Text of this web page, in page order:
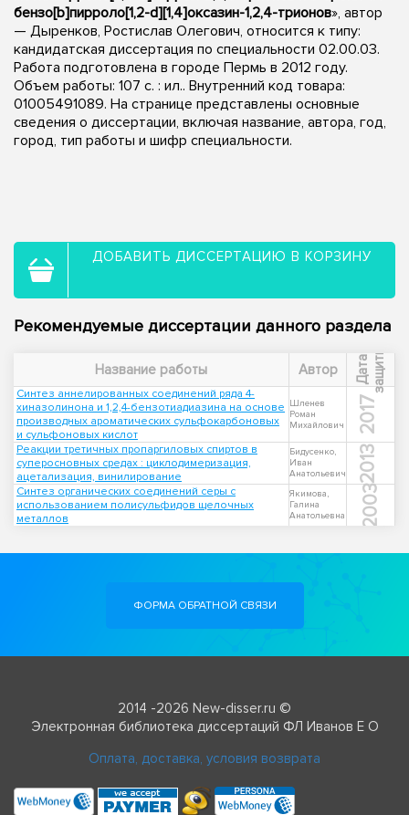
бензо[b]пирроло[1,2-d][1,4]оксазин-1,2,4-трионов», автор
— Дыренков, Ростислав Олегович, относится к типу:
кандидатская диссертация по специальности 02.00.03.
Работа подготовлена в городе Пермь в 2012 году.
Объем работы: 107 с. : ил.. Внутренний код товара:
01005491089. На странице представлены основные
сведения о диссертации, включая название, автора, год,
город, тип работы и шифр специальности.
ДОБАВИТЬ ДИССЕРТАЦИЮ В КОРЗИНУ
Рекомендуемые диссертации данного раздела
Название работы Автор Д
а
т
а
з
а
щ
и
т ы
Синтез аннелированных соединений ряда 4-
хиназолинона и 1,2,4-бензотиадиазина на основе
производных ароматических сульфокарбоновых
и сульфоновых кислот
Шленев
Роман
Михайлович
2017
Реакции третичных пропаргиловых спиртов в
суперосновных средах : циклодимеризация,
ацетализация, винилирование
Бидусенко,
Иван
Анатольевич
2013
Синтез органических соединений серы с
использованием полисульфидов щелочных
металлов
Якимова,
Галина
Анатольевна
2003
ФОРМА ОБРАТНОЙ СВЯЗИ
2014 -2026 New-disser.ru ©
Электронная библиотека диссертаций ФЛ Иванов Е О
Оплата, доставка, условия возврата